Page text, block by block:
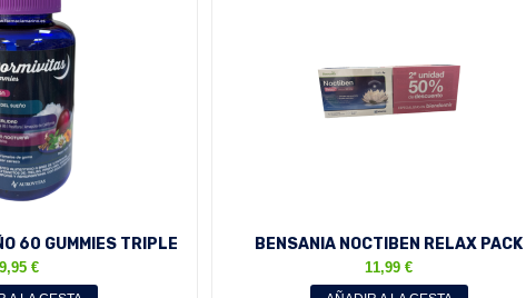
60 GUMMIES TRIPLE
60 NOCHES
9,95 €
BENSANIA NOCTIBEN RELAX PACK
AHORRO 2ª UNIDAD 50% PACK 60...
11,99 €